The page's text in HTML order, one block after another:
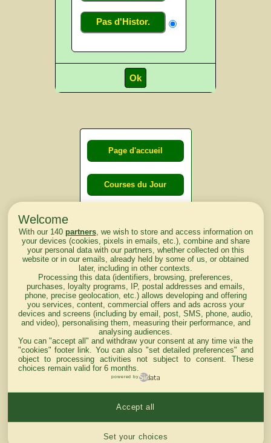
Pas d'Histor.
Page d'accueil
Courses du Jour
lendemain
Courses
d'aujourd'hui
Haut de Page
Mentions légales du site
Welcome
With our 140 partners, we wish to store and access information on
your devices (cookies, pixels in emails, etc.), combine and share
your personal data with our partners, whether collected on this
website or in our emails, already held by some of us, or obtained
later, including in other contexts.
Processing this data (identifiers, browsing, preferences,
purchases, loyalty programs, IP, postal addresses and emails,
phone, precise geolocation, etc.) allows developing and offering
you services, content, commercial offers and ads across your
devices and screens (including by email, post, SMS, phone, audio,
and video), personalising them, measuring their performance, and
analysing audiences.
You can "accept all" and withdraw your consent at any time via the
"cookies" footer link . You can also "set detailed preferences" and
object to processing activities not subject to consent. These
choices remain valid for 6 months.
powered by
Set your choices
Accept all